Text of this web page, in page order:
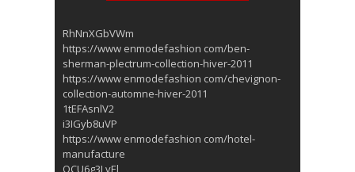
RhNnXGbVWm
https://www enmodefashion com/ben-
sherman-plectrum-collection-hiver-2011
https://www enmodefashion com/chevignon-
collection-automne-hiver-2011
1tEFAsnlV2
i3IGyb8uVP
https://www enmodefashion com/hotel-
manufacture
OCU6g3LvEl